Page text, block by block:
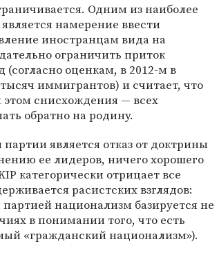
Одним из наиболее
намерение ввести
иностранцам вида на
ограничить приток
(согласно оценкам, в 2012-м в
иммигрантов) и считает, что
снисхождения — всех
обратно на родину.
является отказ от доктрины
ее лидеров, ничего хорошего
категорически отрицает все
расистских взглядов:
национализм базируется не
в понимании того, что есть
«гражданский национализм»).